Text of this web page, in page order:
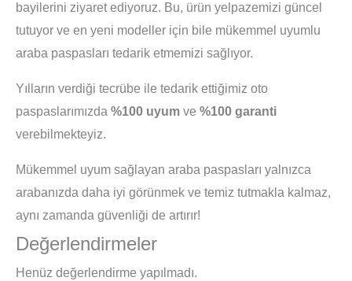
bayilerini ziyaret ediyoruz. Bu, ürün yelpazemizi güncel
tutuyor ve en yeni modeller için bile mükemmel uyumlu
araba paspasları tedarik etmemizi sağlıyor.
Yılların verdiği tecrübe ile tedarik ettiğimiz oto
paspaslarımızda %100 uyum ve %100 garanti
verebilmekteyiz.
Mükemmel uyum sağlayan araba paspasları yalnızca
arabanızda daha iyi görünmek ve temiz tutmakla kalmaz,
aynı zamanda güvenliği de artırır!
Değerlendirmeler
Henüz değerlendirme yapılmadı.